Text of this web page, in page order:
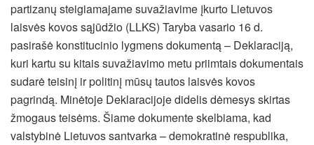
partizanų steigiamajame suvažiavime įkurto Lietuvos
laisvės kovos sąjūdžio (LLKS) Taryba vasario 16 d.
pasirašė konstitucinio lygmens dokumentą – Deklaraciją,
kuri kartu su kitais suvažiavimo metu priimtais dokumentais
sudarė teisinį ir politinį mūsų tautos laisvės kovos
pagrindą. Minėtoje Deklaracijoje didelis dėmesys skirtas
žmogaus teisėms. Šiame dokumente skelbiama, kad
valstybinė Lietuvos santvarka – demokratinė respublika,